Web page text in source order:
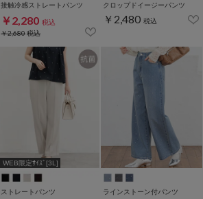
接触冷感ストレートパンツ
￥2,280 税込
￥2,680税込
クロップドイージーパンツ
￥2,480 税込
WEB限定ｻｲｽﾞ[3L]
ストレートパンツ ラインストーン付パンツ